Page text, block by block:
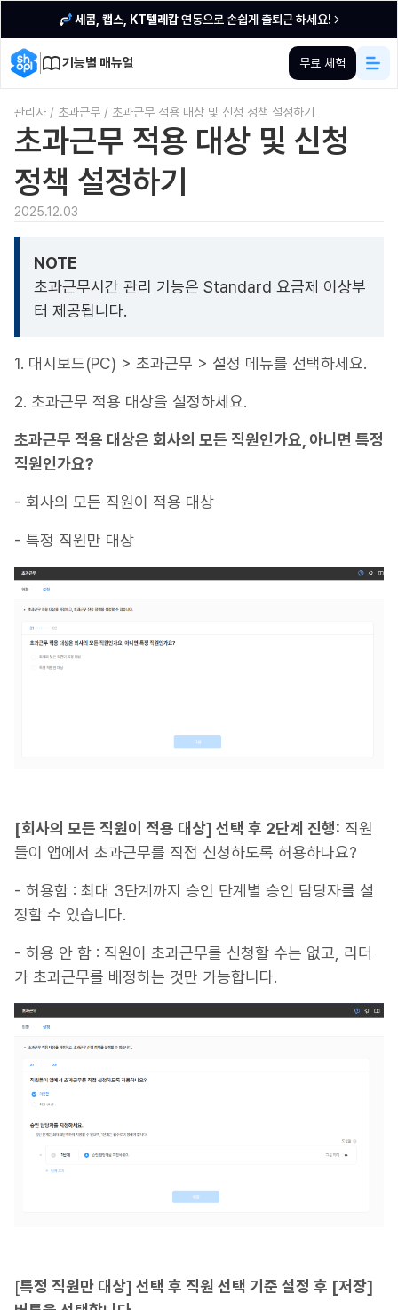
세콤, 캡스, KT텔레캅연동으로 손쉽게 출퇴근 하세요!
기능별 매뉴얼 무료 체험
관리자 / 초과근무 / 초과근무 적용 대상 및 신청 정책 설정하기
초과근무 적용 대상 및 신청
정책 설정하기
2025.12.03
NOTE
초과근무시간 관리 기능은 Standard 요금제 이상부
터 제공됩니다.
1. 대시보드(PC) > 초과근무 > 설정 메뉴를 선택하세요.
2. 초과근무 적용 대상을 설정하세요.
초과근무 적용 대상은 회사의 모든 직원인가요, 아니면 특정
직원인가요?
- 회사의 모든 직원이 적용 대상
- 특정 직원만 대상
[회사의 모든 직원이 적용 대상] 선택 후 2단계 진행: 직원
들이 앱에서 초과근무를 직접 신청하도록 허용하나요?
- 허용함 : 최대 3단계까지 승인 단계별 승인 담당자를 설
정할 수 있습니다.
- 허용 안 함 : 직원이 초과근무를 신청할 수는 없고, 리더
가 초과근무를 배정하는 것만 가능합니다.
[특정 직원만 대상] 선택 후 직원 선택 기준 설정 후 [저장]